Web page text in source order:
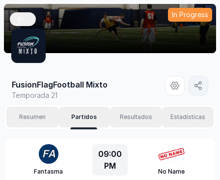
In Progress
FusionFlagFootball Mixto
Temporada 21
Resumen Partidos Resultados Estadísticas
Fantasma
09:00
PM
No Name